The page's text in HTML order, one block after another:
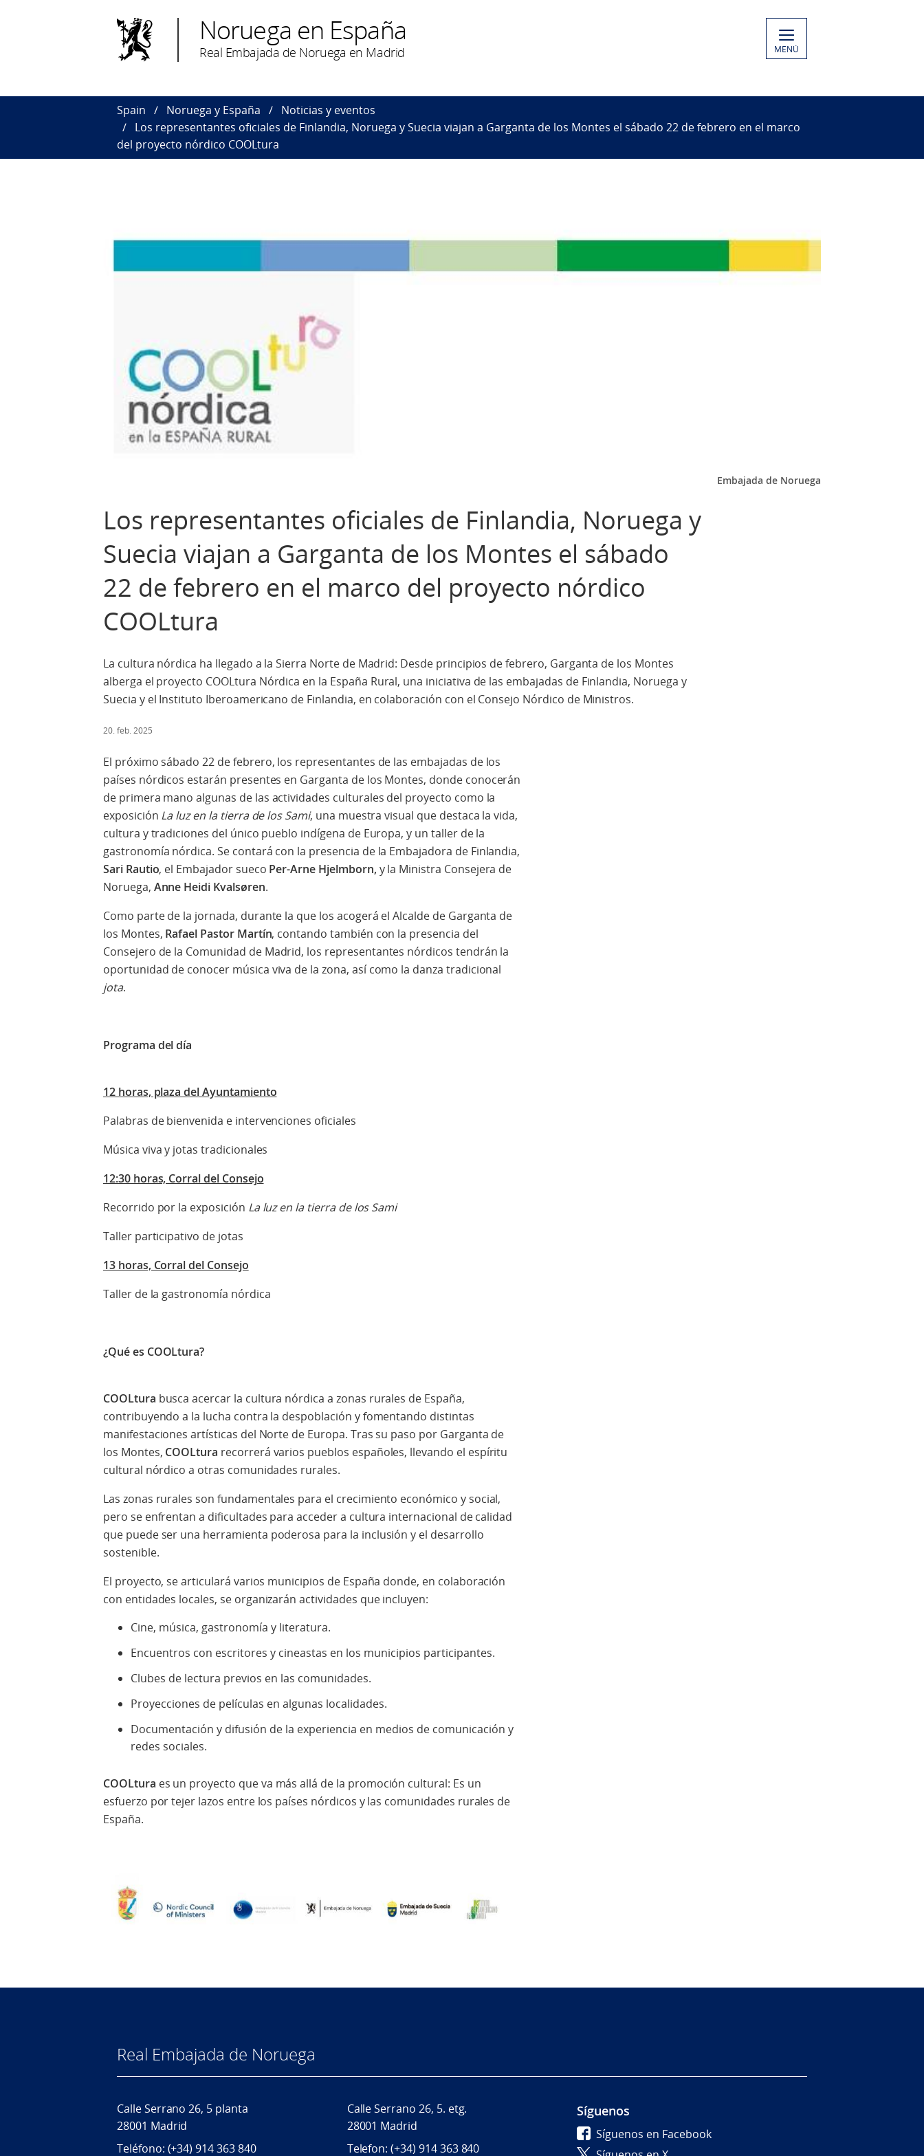
Noruega en España
Real Embajada de Noruega en Madrid MENÚ
Spain Noruega y España
Noticias y eventos
Los representantes oficiales de Finlandia, Noruega y Suecia viajan a Garganta de los Montes el sábado 22 de febrero en el marco
del proyecto nórdico COOLtura
Embajada de Noruega
Los representantes oficiales de Finlandia, Noruega y
Suecia viajan a Garganta de los Montes el sábado
22 de febrero en el marco del proyecto nórdico
COOLtura
La cultura nórdica ha llegado a la Sierra Norte de Madrid: Desde principios de febrero, Garganta de los Montes
alberga el proyecto COOLtura Nórdica en la España Rural, una iniciativa de las embajadas de Finlandia, Noruega y
Suecia y el Instituto Iberoamericano de Finlandia, en colaboración con el Consejo Nórdico de Ministros.
20. feb. 2025
El próximo sábado 22 de febrero, los representantes de las embajadas de los
países nórdicos estarán presentes en Garganta de los Montes, donde conocerán
de primera mano algunas de las actividades culturales del proyecto como la
exposición La luz en la tierra de los Sami, una muestra visual que destaca la vida,
cultura y tradiciones del único pueblo indígena de Europa, y un taller de la
gastronomía nórdica. Se contará con la presencia de la Embajadora de Finlandia,
Sari Rautio, el Embajador sueco Per-Arne Hjelmborn, y la Ministra Consejera de
Noruega, Anne Heidi Kvalsøren.
Como parte de la jornada, durante la que los acogerá el Alcalde de Garganta de
los Montes, Rafael Pastor Martín, contando también con la presencia del
Consejero de la Comunidad de Madrid, los representantes nórdicos tendrán la
oportunidad de conocer música viva de la zona, así como la danza tradicional
jota.
Programa del día
12 horas, plaza del Ayuntamiento
Palabras de bienvenida e intervenciones oficiales
Música viva y jotas tradicionales
12:30 horas, Corral del Consejo
Recorrido por la exposición La luz en la tierra de los Sami
Taller participativo de jotas
13 horas, Corral del Consejo
Taller de la gastronomía nórdica
¿Qué es COOLtura?
COOLtura busca acercar la cultura nórdica a zonas rurales de España,
contribuyendo a la lucha contra la despoblación y fomentando distintas
manifestaciones artísticas del Norte de Europa. Tras su paso por Garganta de
los Montes, COOLtura recorrerá varios pueblos españoles, llevando el espíritu
cultural nórdico a otras comunidades rurales.
Las zonas rurales son fundamentales para el crecimiento económico y social,
pero se enfrentan a dificultades para acceder a cultura internacional de calidad
que puede ser una herramienta poderosa para la inclusión y el desarrollo
sostenible.
El proyecto, se articulará varios municipios de España donde, en colaboración
con entidades locales, se organizarán actividades que incluyen:
Cine, música, gastronomía y literatura.
Encuentros con escritores y cineastas en los municipios participantes.
Clubes de lectura previos en las comunidades.
Proyecciones de películas en algunas localidades.
Documentación y difusión de la experiencia en medios de comunicación y
redes sociales.
COOLtura es un proyecto que va más allá de la promoción cultural: Es un
esfuerzo por tejer lazos entre los países nórdicos y las comunidades rurales de
España.
Real Embajada de Noruega
Calle Serrano 26, 5 planta
28001 Madrid
Teléfono: (+34) 914 363 840
Calle Serrano 26, 5. etg.
28001 Madrid
Telefon: (+34) 914 363 840
Síguenos
Síguenos en Facebook